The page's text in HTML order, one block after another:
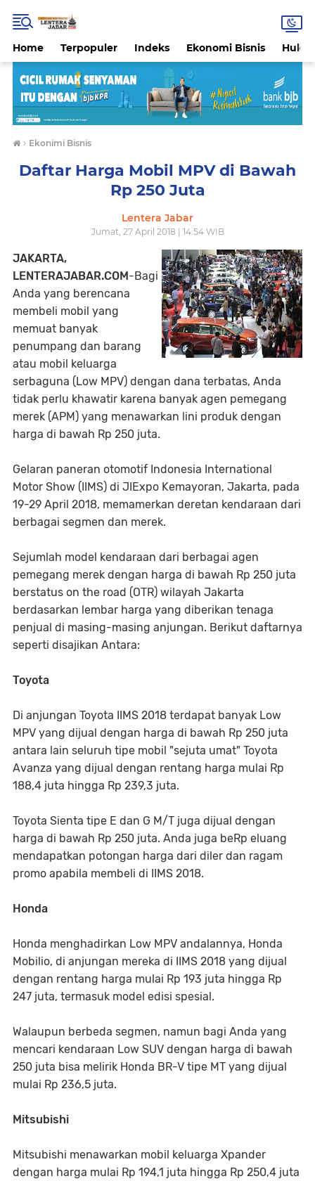
Home Terpopuler Indeks Ekonomi Bisnis
› Ekonimi Bisnis
Daftar Harga Mobil MPV di Bawah
Rp 250 Juta
Lentera Jabar
Jumat, 27 April 2018 | 14:54 WIB
JAKARTA,
LENTERAJABAR.COM-Bagi
Anda yang berencana
membeli mobil yang
memuat banyak
penumpang dan barang
atau mobil keluarga
serbaguna (Low MPV) dengan dana terbatas, Anda
tidak perlu khawatir karena banyak agen pemegang
merek (APM) yang menawarkan lini produk dengan
harga di bawah Rp 250 juta.
Gelaran paneran otomotif Indonesia International
Motor Show (IIMS) di JIExpo Kemayoran, Jakarta, pada
19-29 April 2018, memamerkan deretan kendaraan dari
berbagai segmen dan merek.
Sejumlah model kendaraan dari berbagai agen
pemegang merek dengan harga di bawah Rp 250 juta
berstatus on the road (OTR) wilayah Jakarta
berdasarkan lembar harga yang diberikan tenaga
penjual di masing-masing anjungan. Berikut daftarnya
seperti disajikan Antara:
Toyota
Di anjungan Toyota IIMS 2018 terdapat banyak Low
MPV yang dijual dengan harga di bawah Rp 250 juta
antara lain seluruh tipe mobil "sejuta umat" Toyota
Avanza yang dijual dengan rentang harga mulai Rp
188,4 juta hingga Rp 239,3 juta.
Toyota Sienta tipe E dan G M/T juga dijual dengan
harga di bawah Rp 250 juta. Anda juga beRp eluang
mendapatkan potongan harga dari diler dan ragam
promo apabila membeli di IIMS 2018.
Honda
Honda menghadirkan Low MPV andalannya, Honda
Mobilio, di anjungan mereka di IIMS 2018 yang dijual
dengan rentang harga mulai Rp 193 juta hingga Rp
247 juta, termasuk model edisi spesial.
Walaupun berbeda segmen, namun bagi Anda yang
mencari kendaraan Low SUV dengan harga di bawah
250 juta bisa melirik Honda BR-V tipe MT yang dijual
mulai Rp 236,5 juta.
Mitsubishi
Mitsubishi menawarkan mobil keluarga Xpander
dengan harga mulai Rp 194,1 juta hingga Rp 250,4 juta